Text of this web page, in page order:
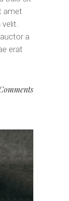
amet
a
erat